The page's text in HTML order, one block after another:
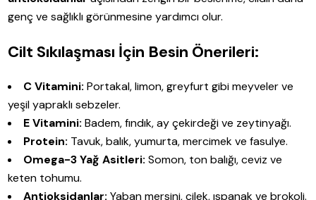
genç ve sağlıklı görünmesine yardımcı olur.
Cilt Sıkılaşması İçin Besin Önerileri:
C Vitamini: Portakal, limon, greyfurt gibi meyveler ve
yeşil yapraklı sebzeler.
E Vitamini: Badem, fındık, ay çekirdeği ve zeytinyağı.
Protein: Tavuk, balık, yumurta, mercimek ve fasulye.
Omega-3 Yağ Asitleri: Somon, ton balığı, ceviz ve
keten tohumu.
Antioksidanlar: Yaban mersini, çilek, ıspanak ve brokoli.